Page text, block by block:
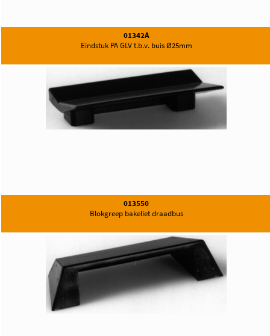
01342A
Eindstuk PA GLV t.b.v. buis Ø25mm
013550
Blokgreep bakeliet draadbus